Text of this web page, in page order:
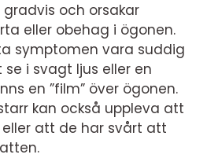
och orsakar
eller obehag i ögonen.
symptomen vara suddig
i svagt ljus eller en
en ”film” över ögonen.
kan också uppleva att
att de har svårt att